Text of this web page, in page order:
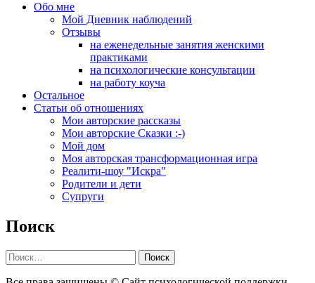
Обо мне
Мой Дневник наблюдений
Отзывы
на еженедельные занятия женскими
практиками
на психологические консультации
на работу коуча
Остальное
Статьи об отношениях
Мои авторские рассказы
Мои авторские Сказки :-)
Мой дом
Моя авторская трансформационная игра
Реалити-шоу "Искра"
Родители и дети
Супруги
Поиск
Найти: